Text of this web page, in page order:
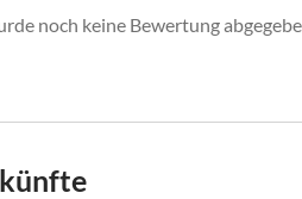
noch keine Bewertung